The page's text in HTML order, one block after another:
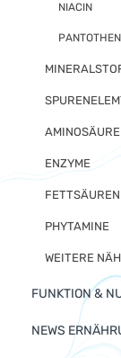
NIACIN
ENZYME
FETTSÄUREN
PHYTAMINE
WEITERE
FUNKTION &
NEWS